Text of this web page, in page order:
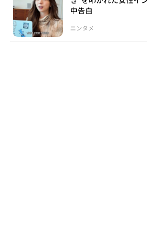
エンタメ
中告白